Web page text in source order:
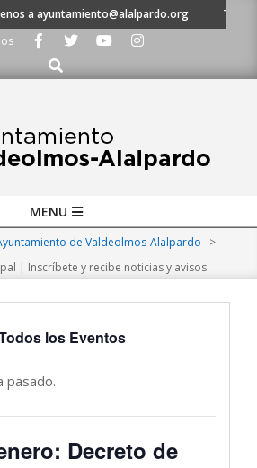
a ayuntamiento@alalpardo.org
TE
Buscar
MENU
de Valdeolmos-Alalpardo
>
| Inscríbete y recibe noticias y avisos
los Eventos
pasado.
Decreto de